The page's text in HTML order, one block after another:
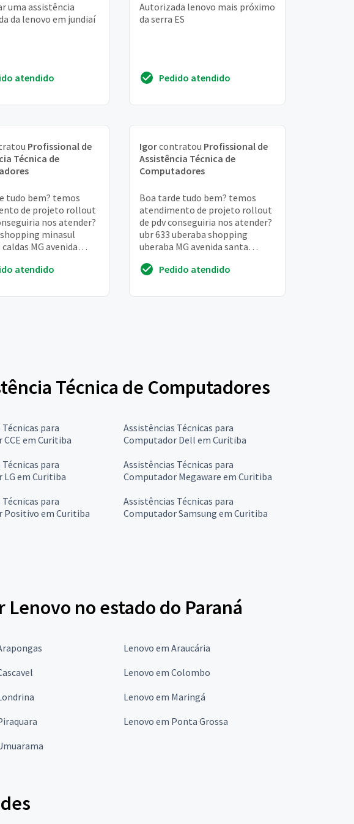
uma assistência
da lenovo em jundiaí
atendido
Autorizada lenovo mais próximo
da serra ES
Pedido atendido
Profissional de
Técnica de
tudo bem? temos
de projeto rollout
nos atender?
minasul
MG avenida
atendido
Igorcontratou Profissional de
Assistência Técnica de
Computadores
Boa tarde tudo bem? temos
atendimento de projeto rollout
de pdv conseguiria nos atender?
ubr 633 uberaba shopping
uberaba MG avenida santa
são benedito, ...
Pedido atendido
Técnica de Computadores
para
em Curitiba
Assistências Técnicas para
Computador Dell em Curitiba
para
em Curitiba
Assistências Técnicas para
Computador Megaware em Curitiba
para
Positivo em Curitiba
Assistências Técnicas para
Computador Samsung em Curitiba
no estado do Paraná
Lenovo em Araucária
Lenovo em Colombo
Lenovo em Maringá
Lenovo em Ponta Grossa